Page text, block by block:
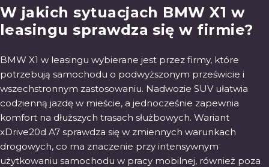
W jakich sytuacjach BMW X1 w
leasingu sprawdza się w firmie?
BMW X1 w leasingu wybierane jest przez firmy, które
potrzebują samochodu o podwyższonym prześwicie i
wszechstronnym zastosowaniu. Nadwozie SUV ułatwia
codzienną jazdę w mieście, a jednocześnie zapewnia
komfort na dłuższych trasach służbowych. Wariant
xDrive20d A7 sprawdza się w zmiennych warunkach
drogowych, co ma znaczenie przy intensywnym
użytkowaniu samochodu w pracy mobilnej, również poza